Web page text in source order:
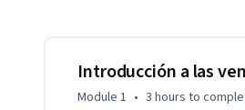
múltiples pasos para
Al final de este curso, será capaz
Introducción a las
Module 1 • 3 hours to